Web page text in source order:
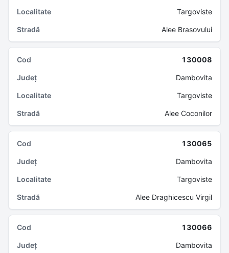
Targoviste
Alee Brasovului
130008
Dambovita
Targoviste
Alee Coconilor
130065
Dambovita
Targoviste
Alee Draghicescu Virgil
130066
Dambovita